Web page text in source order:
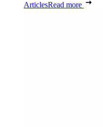
ArticlesRead more